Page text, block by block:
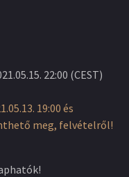
22:00 (CEST)
19:00 és
meg, felvételről!